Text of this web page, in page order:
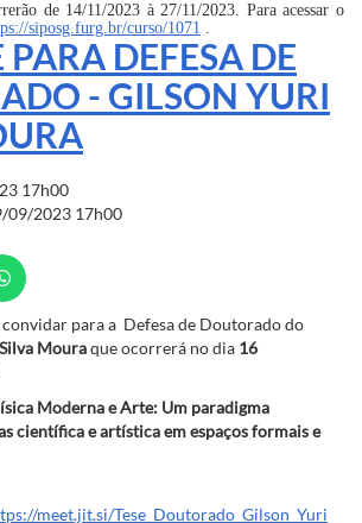
de 14/11/2023 à 27/11/2023. Para acessar o
siposg.furg.br/curso/1071 .
DEFESA DE
- GILSON YURI
17h00
09/2023 17h00
para a Defesa de Doutorado do
Mouraque ocorrerá no dia 16
Moderna e Arte: Um paradigma
científica e artística em espaços formais e
meet.jit.si/Tese_Doutorado_Gilson_Yuri